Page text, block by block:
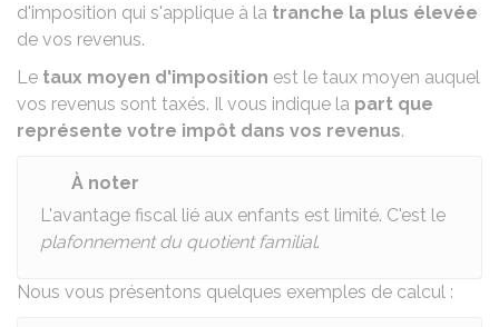
d'imposition qui s'applique à la tranche la plus élevée
de vos revenus.
Le taux moyen d'imposition est le taux moyen auquel
vos revenus sont taxés. Il vous indique la part que
représente votre impôt dans vos revenus.
À noter
L'avantage fiscal lié aux enfants est limité. C'est le
plafonnement du quotient familial.
Nous vous présentons quelques exemples de calcul :